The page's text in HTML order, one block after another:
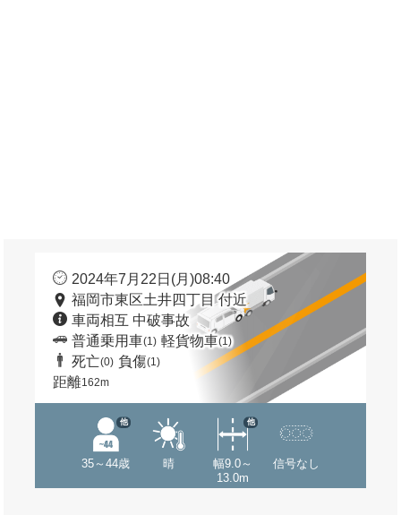
2024年7月22日(月)08:40
福岡市東区土井四丁目 付近
車両相互 中破事故
普通乗用車(1) 軽貨物車(1)
死亡(0) 負傷(1)
距離162m
35～44歳
他
晴
幅9.0～
13.0m
他
信号なし